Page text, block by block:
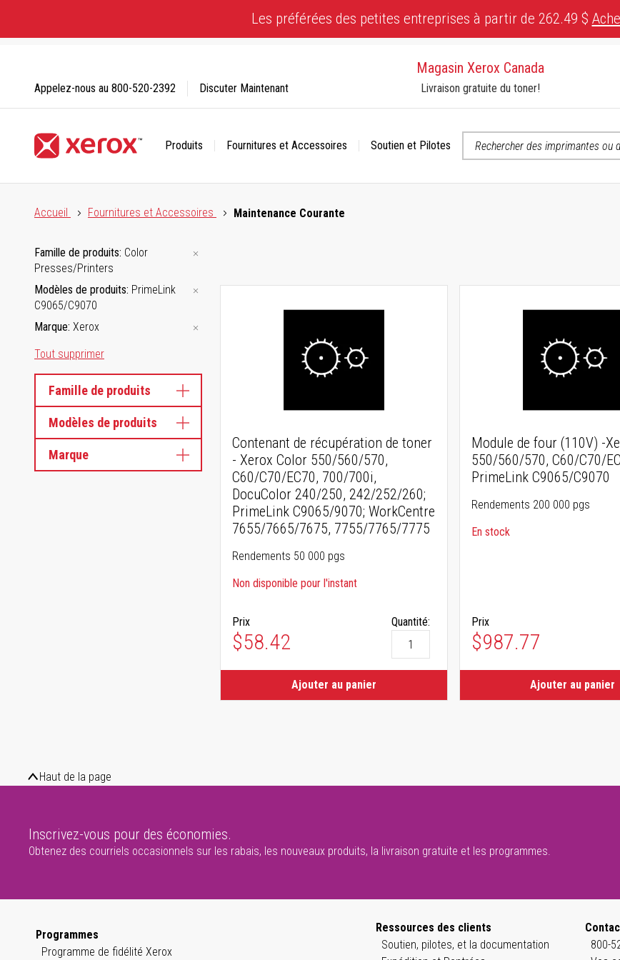
Content
Les préférées des petites entreprises à partir de 262.49 $
Magasin Xerox Canada
Livraison gratuite du toner!
Produits Fournitures et Accessoires
Soutien et Pilotes
Appelez-nous au 800-520-2392 Discuter Maintenant
Accueil
Fournitures et Accessoires Maintenance Courante
Famille de produits Color
Presses/Printers
Modèles de produits PrimeLink
C9065/C9070
Marque Xerox
Tout supprimer
Famille de produits
Modèles de produits
Marque
Contenant de récupération de toner
- Xerox Color 550/560/570,
C60/C70/EC70, 700/700i,
DocuColor 240/250, 242/252/260;
PrimeLink C9065/9070; WorkCentre
7655/7665/7675, 7755/7765/7775
Rendements 50 000 pgs
Non disponible pour l'instant
Prix
$58.42
Quantité:
Ajouter au panier
Module de four (110V) -
550/560/570, C60/C70/
PrimeLink C9065/C9070
Rendements 200 000 pgs
En stock
Prix
$987.77
Ajouter au panier
Haut de la page
Inscrivez-vous pour des économies.
Obtenez des courriels occasionnels sur les rabais, les nouveaux produits, la livraison gratuite et les programmes.
Programmes
Programme de fidélité Xerox
Ressources des clients
Soutien, pilotes, et la documentation
800-